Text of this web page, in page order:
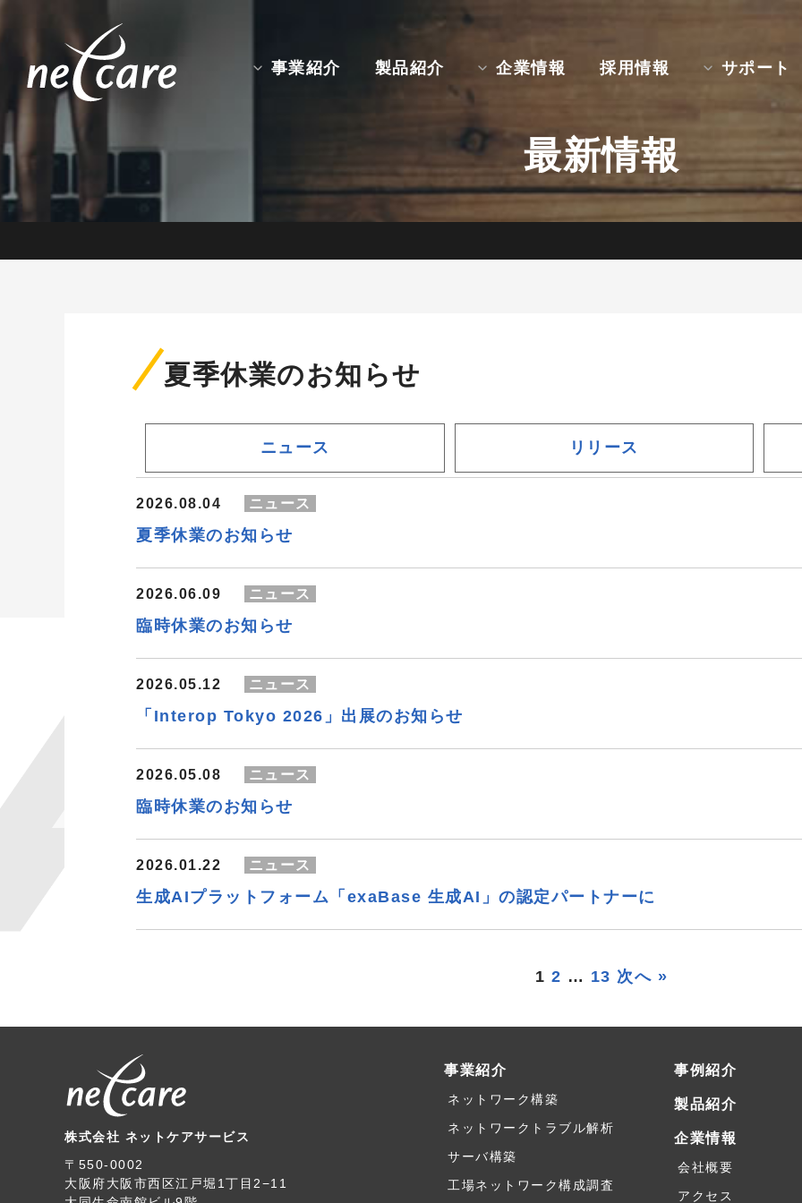
事業紹介 製品紹介 企業情報 採用情報 サポート
最新情報
夏季休業のお知らせ
ニュース リリース
2026.08.04 ニュース
夏季休業のお知らせ
2026.06.09 ニュース
臨時休業のお知らせ
2026.05.12 ニュース
「Interop Tokyo 2026」出展のお知らせ
2026.05.08 ニュース
臨時休業のお知らせ
2026.01.22 ニュース
生成AIプラットフォーム「exaBase 生成AI」の認定パートナーに
1 2 … 13 次へ »
事業紹介
ネットワーク構築
ネットワークトラブル解析
サーバ構築
工場ネットワーク構成調査
事例紹介
製品紹介
企業情報
会社概要
アクセス
株式会社 ネットケアサービス
〒550-0002
大阪府大阪市西区江戸堀1丁目2−11